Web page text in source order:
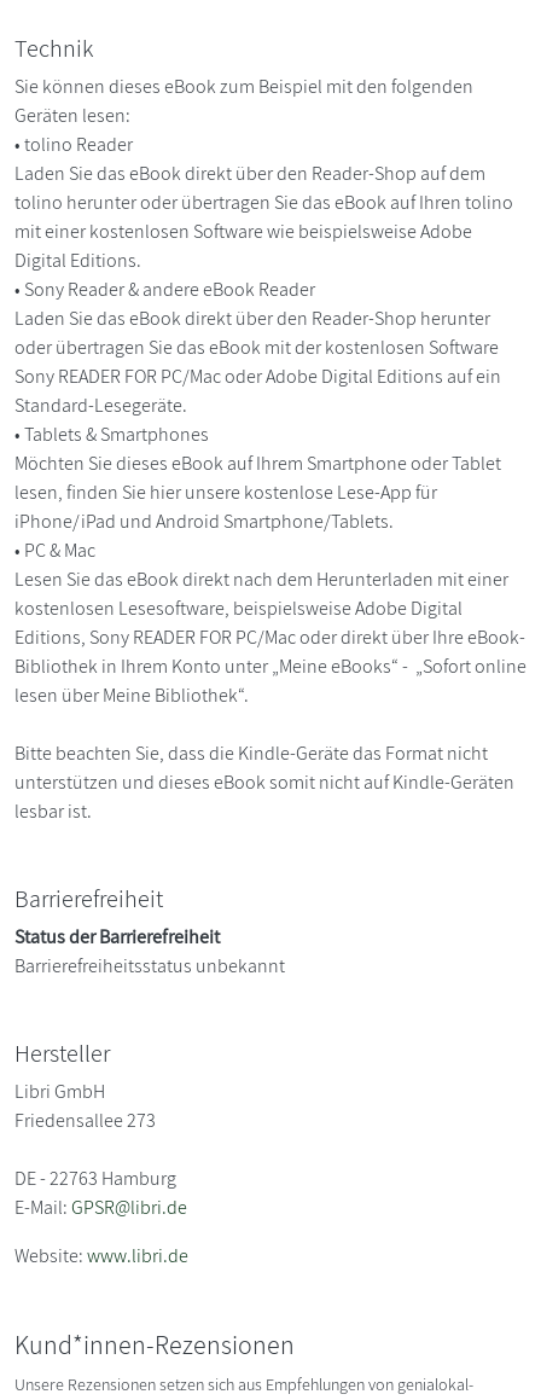
Technik
Sie können dieses eBook zum Beispiel mit den folgenden
Geräten lesen:
• tolino Reader
Laden Sie das eBook direkt über den Reader-Shop auf dem
tolino herunter oder übertragen Sie das eBook auf Ihren tolino
mit einer kostenlosen Software wie beispielsweise Adobe
Digital Editions.
• Sony Reader & andere eBook Reader
Laden Sie das eBook direkt über den Reader-Shop herunter
oder übertragen Sie das eBook mit der kostenlosen Software
Sony READER FOR PC/Mac oder Adobe Digital Editions auf ein
Standard-Lesegeräte.
• Tablets & Smartphones
Möchten Sie dieses eBook auf Ihrem Smartphone oder Tablet
lesen, finden Sie hier unsere kostenlose Lese-App für
iPhone/iPad und Android Smartphone/Tablets.
• PC & Mac
Lesen Sie das eBook direkt nach dem Herunterladen mit einer
kostenlosen Lesesoftware, beispielsweise Adobe Digital
Editions, Sony READER FOR PC/Mac oder direkt über Ihre eBook-
Bibliothek in Ihrem Konto unter „Meine eBooks“ - „Sofort online
lesen über Meine Bibliothek“.
Bitte beachten Sie, dass die Kindle-Geräte das Format nicht
unterstützen und dieses eBook somit nicht auf Kindle-Geräten
lesbar ist.
Barrierefreiheit
Status der Barrierefreiheit
Barrierefreiheitsstatus unbekannt
Hersteller
Libri GmbH
Friedensallee 273
DE - 22763 Hamburg
E-Mail:GPSR@libri.de
Website:www.libri.de
Kund*innen-Rezensionen
Unsere Rezensionen setzen sich aus Empfehlungen von genialokal-